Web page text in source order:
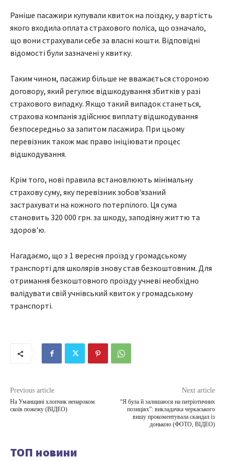
Раніше пасажири купували квиток на поїздку, у вартість
якого входила оплата страхового поліса, що означало,
що вони страхували себе за власні кошти. Відповідні
відомості були зазначені у квитку.
Таким чином, пасажир більше не вважається стороною
договору, який регулює відшкодування збитків у разі
страхового випадку. Якщо такий випадок станеться,
страхова компанія здійснює виплату відшкодування
безпосередньо за запитом пасажира. При цьому
перевізник також має право ініціювати процес
відшкодування.
Крім того, нові правила встановлюють мінімальну
страхову суму, яку перевізник зобов'язаний
застрахувати на кожного потерпілого. Ця сума
становить 320 000 грн. за шкоду, заподіяну життю та
здоров'ю.
Нагадаємо, що з 1 вересня проїзд у громадському
транспорті для школярів знову став безкоштовним. Для
отримання безкоштовного проїзду учневі необхідно
валідувати свій учнівський квиток у громадському
транспорті.
Previous article
На Уманщині хлопчик ненароком
скоїв пожежу (ВІДЕО)
Next article
“Я була й залишаюся на патріотичних
позиціях”: викладачка черкаського
вишу прокоментувала скандал із
донькою (ФОТО, ВІДЕО)
ТОП новини